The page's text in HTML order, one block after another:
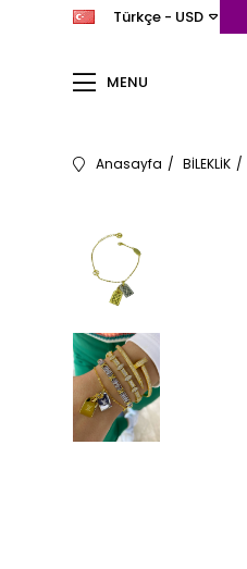
MENU
Türkçe - USD
Anasayfa BİLEKLİK